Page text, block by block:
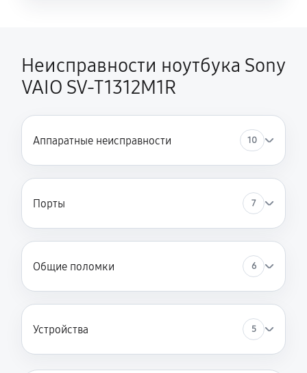
Неисправности ноутбука Sony
VAIO SV-T1312M1R
Аппаратные неисправности 10
Порты 7
Общие поломки 6
Устройства 5